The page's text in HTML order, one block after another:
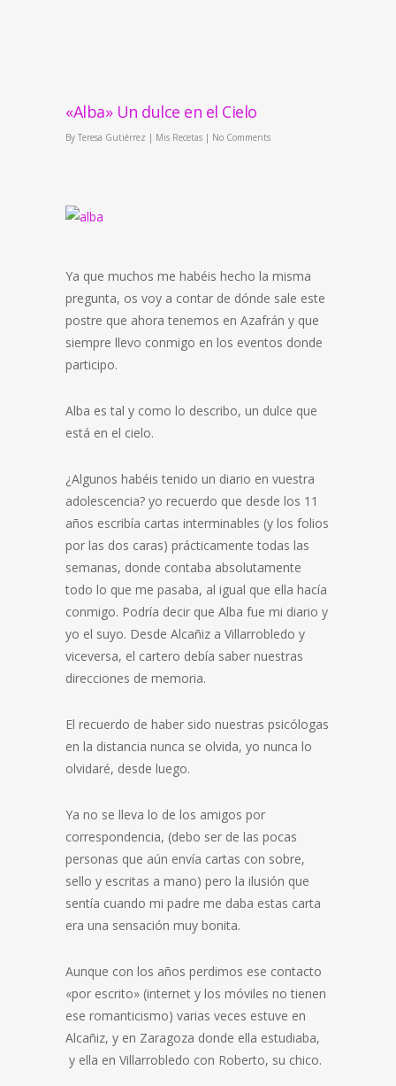
«Alba» Un dulce en el Cielo
By Teresa Gutiérrez | Mis Recetas | No Comments
Ya que muchos me habéis hecho la misma
pregunta, os voy a contar de dónde sale este
postre que ahora tenemos en Azafrán y que
siempre llevo conmigo en los eventos donde
participo.
Alba es tal y como lo describo, un dulce que
está en el cielo.
¿Algunos habéis tenido un diario en vuestra
adolescencia? yo recuerdo que desde los 11
años escribía cartas interminables (y los folios
por las dos caras) prácticamente todas las
semanas, donde contaba absolutamente
todo lo que me pasaba, al igual que ella hacía
conmigo. Podría decir que Alba fue mi diario y
yo el suyo. Desde Alcañiz a Villarrobledo y
viceversa, el cartero debía saber nuestras
direcciones de memoria.
El recuerdo de haber sido nuestras psicólogas
en la distancia nunca se olvida, yo nunca lo
olvidaré, desde luego.
Ya no se lleva lo de los amigos por
correspondencia, (debo ser de las pocas
personas que aún envía cartas con sobre,
sello y escritas a mano) pero la ilusión que
sentía cuando mi padre me daba estas carta
era una sensación muy bonita.
Aunque con los años perdimos ese contacto
«por escrito» (internet y los móviles no tienen
ese romanticismo) varias veces estuve en
Alcañiz, y en Zaragoza donde ella estudiaba,
y ella en Villarrobledo con Roberto, su chico.